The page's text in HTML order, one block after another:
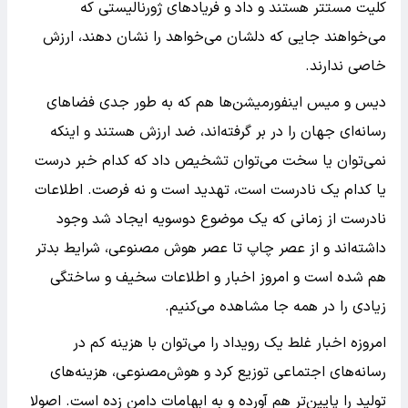
کلیت مستتر هستند و داد و فریادهای ژورنالیستی که
می‌خواهند جایی که دلشان می‌خواهد را نشان دهند، ارزش
خاصی ندارند.
دیس و میس اینفورمیشن‌ها هم که به طور جدی فضاهای‌
رسانه‌ای جهان را در بر گرفته‌اند، ضد ارزش هستند و اینکه
نمی‌توان یا سخت می‌توان تشخیص داد که کدام خبر درست
یا کدام یک نادرست است، تهدید است و نه فرصت. اطلاعات
نادرست از زمانی که یک موضوع دوسویه ایجاد شد وجود
داشته‌اند و از عصر چاپ تا عصر هوش مصنوعی، شرایط بدتر
هم شده است و امروز اخبار و اطلاعات سخیف و ساختگی
زیادی را در همه جا مشاهده می‌کنیم.
امروزه اخبار غلط یک رویداد را می‌توان با هزینه کم در
رسانه‌های اجتماعی توزیع کرد و هوش‌مصنوعی، هزینه‌های
تولید را پایین‌تر هم آورده و به ابهامات دامن زده است. اصولا